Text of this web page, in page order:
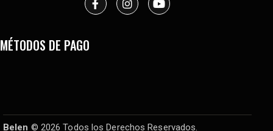
MÉTODOS DE PAGO
Belen © 2026 Todos los Derechos Reservados.